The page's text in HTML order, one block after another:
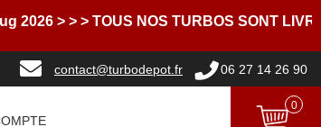
> > > TOUS NOS TURBOS SONT LIVRES
contact@turbodepot.fr 06 27 14 26 90
0